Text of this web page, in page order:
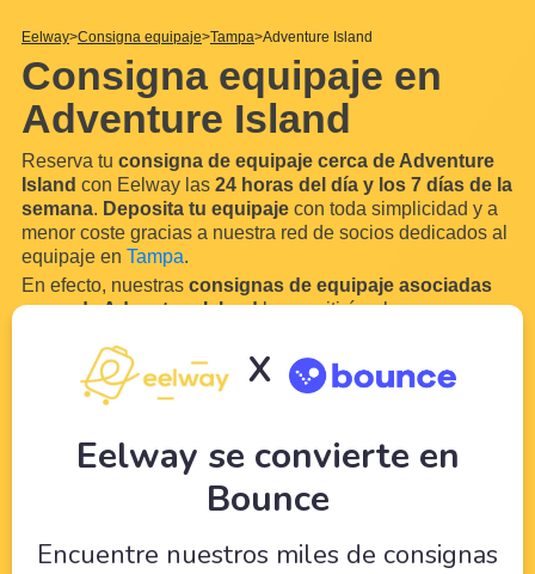
Eelway Consigna equipaje Tampa Adventure Island
Consigna equipaje en
Adventure Island
Reserva tu consigna de equipaje cerca de Adventure
Island con Eelway las 24 horas del día y los 7 días de la
semana. Deposita tu equipaje con toda simplicidad y a
menor coste gracias a nuestra red de socios dedicados al
equipaje en Tampa.
En efecto, nuestras consignas de equipaje asociadas
cerca de Adventure Islandle permitirán almacenar su
convenientemente situados cerca de
De este modo, podrá disfrutar con serenidad de su...
X
Eelway se convierte en
Bounce
Encuentre nuestros miles de consignas